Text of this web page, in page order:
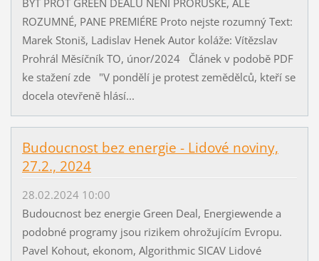
ROZUMNÉ, PANE PREMIÉRE Proto nejste rozumný Text:
Marek Stoniš, Ladislav Henek Autor koláže: Vítězslav
Prohrál Měsíčník TO, únor/2024 Článek v podobě PDF
ke stažení zde "V pondělí je protest zemědělců, kteří se
docela otevřeně hlásí...
Budoucnost bez energie - Lidové noviny,
27.2., 2024
28.02.2024 10:00
Budoucnost bez energie Green Deal, Energiewende a
podobné programy jsou rizikem ohrožujícím Evropu.
Pavel Kohout, ekonom, Algorithmic SICAV Lidové